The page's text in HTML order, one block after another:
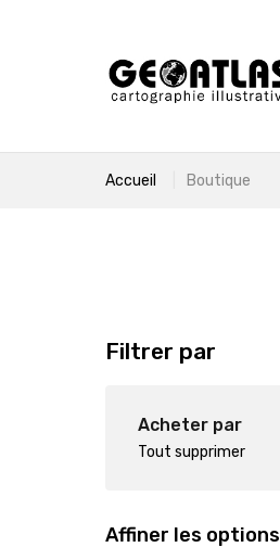
Accueil Boutique
Filtrer par
Acheter par
Tout supprimer
Affiner les options